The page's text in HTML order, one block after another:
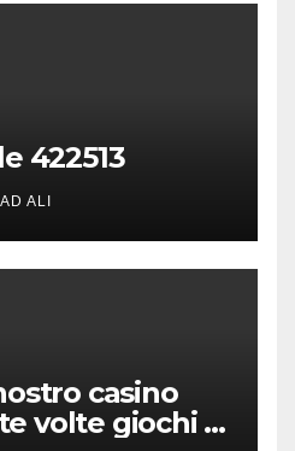
422513
ALI
casino
volte giochi di